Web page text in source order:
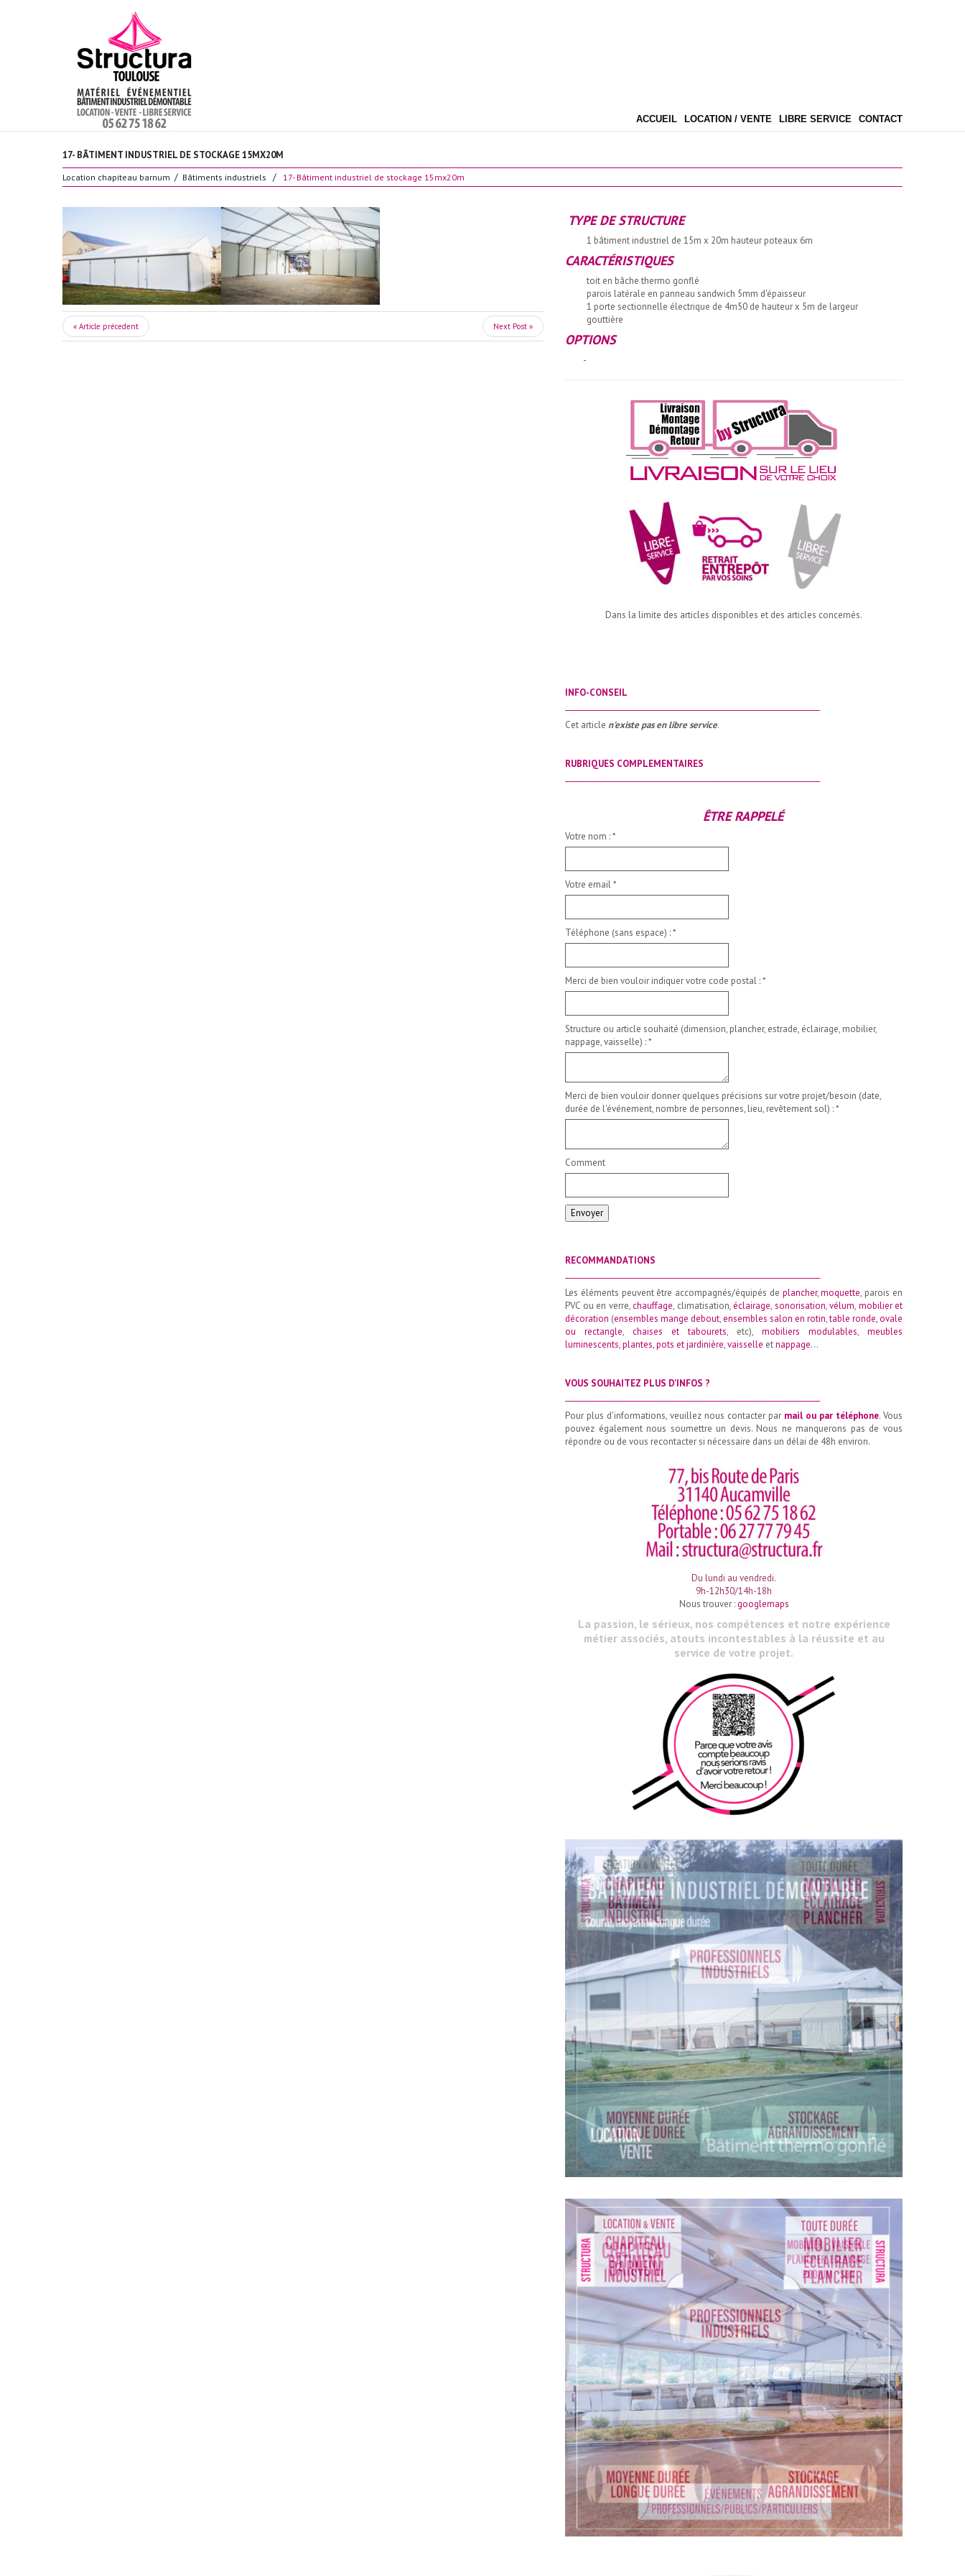
ACCUEIL LOCATION / VENTE LIBRE SERVICE CONTACT
17- BÂTIMENT INDUSTRIEL DE STOCKAGE 15MX20M
Location chapiteau barnum Bâtiments industriels 17- Bâtiment industriel de stockage 15mx20m
« Article précedent Next Post »
TYPE DE STRUCTURE
1 bâtiment industriel de 15m x 20m hauteur poteaux 6m
CARACTÉRISTIQUES
toit en bâche thermo gonflé
parois latérale en panneau sandwich 5mm d'épaisseur
1 porte sectionnelle électrique de 4m50 de hauteur x 5m de largeur
gouttière
OPTIONS
-
Dans la limite des articles disponibles et des articles concernés.
INFO-CONSEIL
Cet article n'existe pas en libre service.
RUBRIQUES COMPLEMENTAIRES
ÊTRE RAPPELÉ
Votre nom :*
Votre email*
Téléphone (sans espace) :*
Merci de bien vouloir indiquer votre code postal :*
Structure ou article souhaité (dimension, plancher, estrade, éclairage, mobilier,
nappage, vaisselle) :*
Merci de bien vouloir donner quelques précisions sur votre projet/besoin (date,
durée de l'événement, nombre de personnes, lieu, revêtement sol) :*
Comment
Envoyer
RECOMMANDATIONS
Les éléments peuvent être accompagnés/équipés de plancher,moquette, parois en
PVC ou en verre,chauffage, climatisation,éclairage, sonorisation,vélum, mobilier et
décoration (ensembles mange debout,ensembles salon en rotin,table ronde,ovale
ou rectangle, chaises et tabourets, etc), mobiliers modulables, meubles
luminescents,plantes, pots et jardinière,vaisselle etnappage…
VOUS SOUHAITEZ PLUS D'INFOS ?
Pour plus d'informations, veuillez nous contacter par mail ou par téléphone. Vous
pouvez également nous soumettre un devis. Nous ne manquerons pas de vous
répondre ou de vous recontacter si nécessaire dans un délai de 48h environ.
Du lundi au vendredi.
9h-12h30/14h-18h
Nous trouver :googlemaps
La passion, le sérieux, nos compétences et notre expérience
métier associés, atouts incontestables à la réussite et au
service de votre projet.